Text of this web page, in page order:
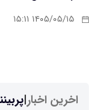
۱۴۰۵/۰۵/۱۵ ۱۵:۱۱
اخرین اخبار|